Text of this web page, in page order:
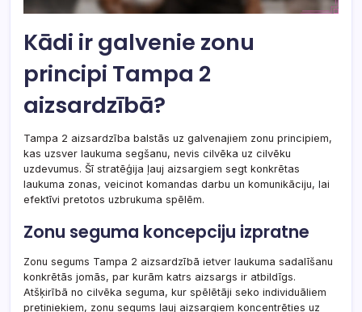
Kādi ir galvenie zonu
principi Tampa 2
aizsardzībā?
Tampa 2 aizsardzība balstās uz galvenajiem zonu principiem,
kas uzsver laukuma segšanu, nevis cilvēka uz cilvēku
uzdevumus. Šī stratēģija ļauj aizsargiem segt konkrētas
laukuma zonas, veicinot komandas darbu un komunikāciju, lai
efektīvi pretotos uzbrukuma spēlēm.
Zonu seguma koncepciju izpratne
Zonu segums Tampa 2 aizsardzībā ietver laukuma sadalīšanu
konkrētās jomās, par kurām katrs aizsargs ir atbildīgs.
Atšķirībā no cilvēka seguma, kur spēlētāji seko individuāliem
pretiniekiem, zonu segums ļauj aizsargiem koncentrēties uz